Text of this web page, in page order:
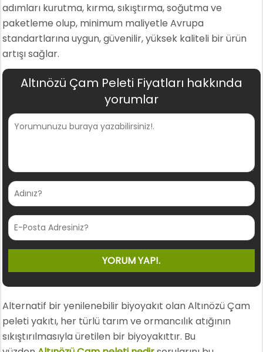
adımları kurutma, kırma, sıkıştırma, soğutma ve
paketleme olup, minimum maliyetle Avrupa
standartlarına uygun, güvenilir, yüksek kaliteli bir ürün
artışı sağlar.
Altınözü Çam Peleti Fiyatları hakkında
yorumlar
Alternatif bir yenilenebilir biyoyakıt olan Altınözü Çam
peleti yakıtı, her türlü tarım ve ormancılık atığının
sıkıştırılmasıyla üretilen bir biyoyakıttır. Bu